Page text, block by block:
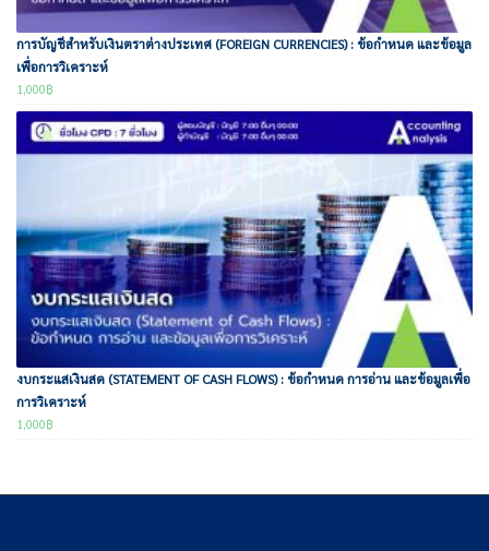
การบัญชีสำหรับเงินตราต่างประเทศ (FOREIGN CURRENCIES) : ข้อกำหนด และข้อมูล
เพื่อการวิเคราะห์
1,000฿
งบกระแสเงินสด (STATEMENT OF CASH FLOWS) : ข้อกำหนด การอ่าน และข้อมูลเพื่อ
การวิเคราะห์
1,000฿